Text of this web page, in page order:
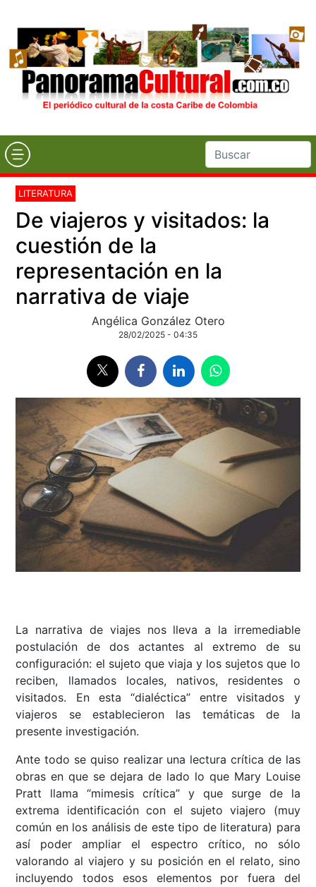
LITERATURA
De viajeros y visitados: la
cuestión de la
representación en la
narrativa de viaje
Angélica González Otero
28/02/2025 - 04:35
La narrativa de viajes nos lleva a la irremediable
postulación de dos actantes al extremo de su
configuración: el sujeto que viaja y los sujetos que lo
reciben, llamados locales, nativos, residentes o
visitados. En esta “dialéctica” entre visitados y
viajeros se establecieron las temáticas de la
presente investigación.
Ante todo se quiso realizar una lectura crítica de las
obras en que se dejara de lado lo que Mary Louise
Pratt llama “mimesis crítica” y que surge de la
extrema identificación con el sujeto viajero (muy
común en los análisis de este tipo de literatura) para
así poder ampliar el espectro crítico, no sólo
valorando al viajero y su posición en el relato, sino
incluyendo todos esos elementos por fuera del